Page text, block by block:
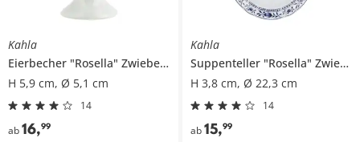
Kahla
Eierbecher "Rosella" Zwiebelmuster
H 5,9 cm, Ø 5,1 cm
14
ab16,99
Kahla
Suppenteller "Rosella" Zwiebelmuster
H 3,8 cm, Ø 22,3 cm
14
ab 15,99